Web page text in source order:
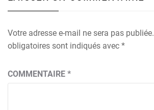
Votre adresse e-mail ne sera pas publiée.
obligatoires sont indiqués avec *
COMMENTAIRE *